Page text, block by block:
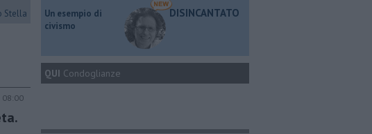
Stella
08:00
​Un esempio di
civismo
DISINCANTATO
QUI Condoglianze